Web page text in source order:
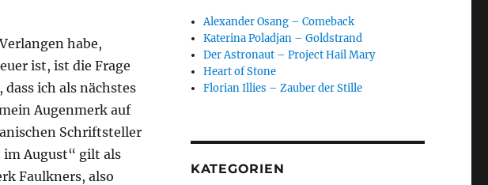
habe,
ist, ist die Frage
ich als nächstes
Augenmerk auf
Schriftsteller
im August“ gilt als
Faulkners, also
Alexander Osang – Comeback
Katerina Poladjan – Goldstrand
Der Astronaut – Project Hail Mary
Heart of Stone
Florian Illies – Zauber der Stille
KATEGORIEN